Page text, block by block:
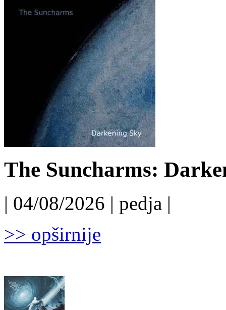
The Suncharms:
| 04/08/2026 | pedja |
>> opširnije